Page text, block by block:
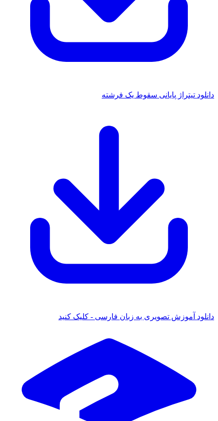
دانلود تیتراژ پایانی سقوط یک فرشته
دانلود آموزش تصویری به زبان فارسی - کلیک کنید